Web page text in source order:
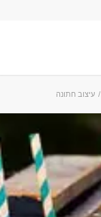
/ עיצוב חתונה